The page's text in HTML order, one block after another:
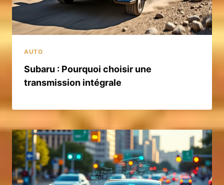
AUTO
Subaru : Pourquoi choisir une
transmission intégrale